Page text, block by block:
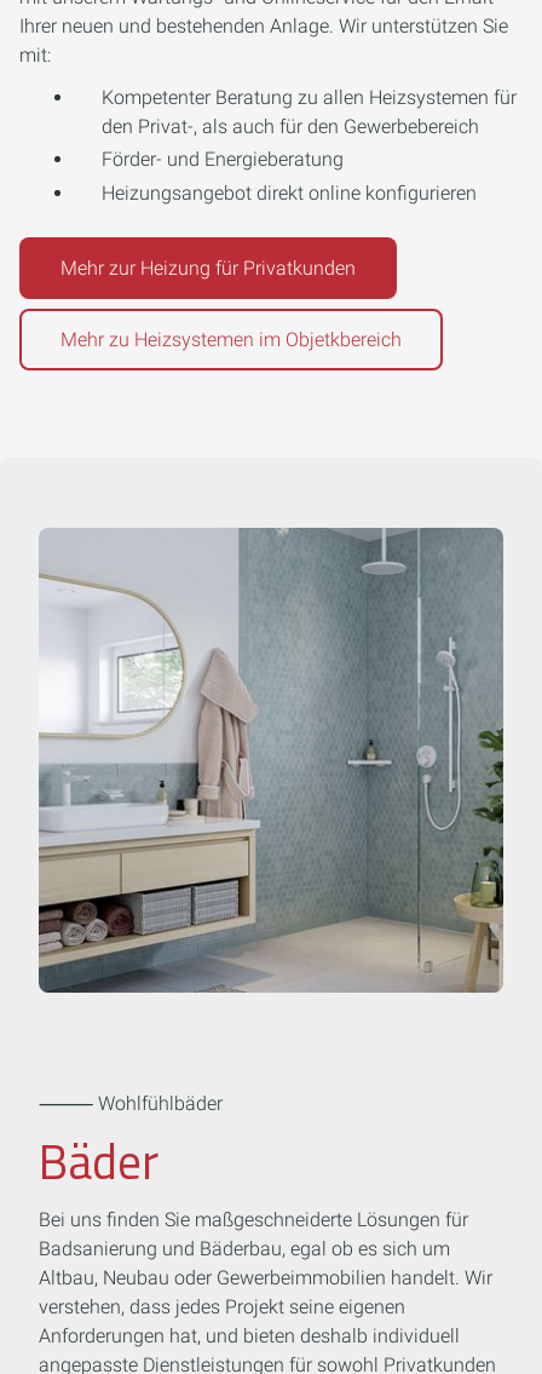
Ihrer neuen und bestehenden Anlage. Wir unterstützen Sie
mit:
Kompetenter Beratung zu allen Heizsystemen für
den Privat-, als auch für den Gewerbebereich
Förder- und Energieberatung
Heizungsangebot direkt online konfigurieren
Mehr zur Heizung für Privatkunden
Mehr zu Heizsystemen im Objetkbereich
⸻ Wohlfühlbäder
Bäder
Bei uns finden Sie maßgeschneiderte Lösungen für
Badsanierung und Bäderbau, egal ob es sich um
Altbau, Neubau oder Gewerbeimmobilien handelt. Wir
verstehen, dass jedes Projekt seine eigenen
Anforderungen hat, und bieten deshalb individuell
angepasste Dienstleistungen für sowohl Privatkunden